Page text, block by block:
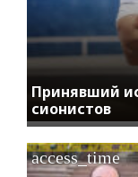
Принявший
сионистов
access_time